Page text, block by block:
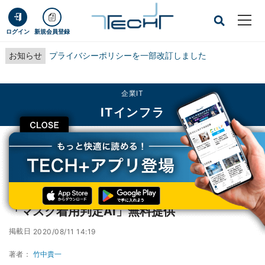
ログイン 新規会員登録
お知らせ プライバシーポリシーを一部改訂しました
CLOSE
企業IT
ITインフラ
TECH+ 企業IT
ITインフラ
ユーザーローカル、音声メッセージ機能付き「マスク着用判定AI」無料提供
ユーザーローカル、音声メッセージ機能付き
「マスク着用判定AI」無料提供
掲載日 2020/08/11 14:19
著者： 竹中貴一